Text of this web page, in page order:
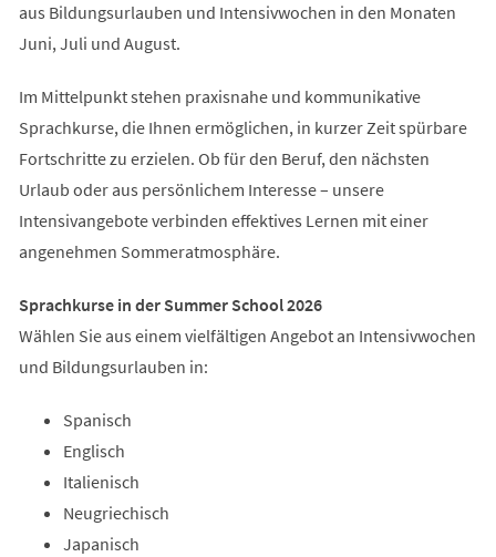
aus Bildungsurlauben und Intensivwochen in den Monaten
Juni, Juli und August.
Im Mittelpunkt stehen praxisnahe und kommunikative
Sprachkurse, die Ihnen ermöglichen, in kurzer Zeit spürbare
Fortschritte zu erzielen. Ob für den Beruf, den nächsten
Urlaub oder aus persönlichem Interesse – unsere
Intensivangebote verbinden effektives Lernen mit einer
angenehmen Sommeratmosphäre.
Sprachkurse in der Summer School 2026
Wählen Sie aus einem vielfältigen Angebot an Intensivwochen
und Bildungsurlauben in:
Spanisch
Englisch
Italienisch
Neugriechisch
Japanisch